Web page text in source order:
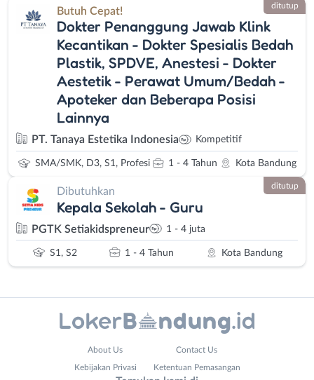
Butuh Cepat!
Dokter Penanggung Jawab Klink
Kecantikan - Dokter Spesialis Bedah
Plastik, SPDVE, Anestesi - Dokter
Aestetik - Perawat Umum/Bedah -
Apoteker dan Beberapa Posisi
Lainnya
PT. Tanaya Estetika Indonesia Kompetitif
SMA/SMK, D3, S1, Profesi 1 - 4 Tahun Kota Bandung
ditutup
Dibutuhkan
Kepala Sekolah - Guru
PGTK Setiakidspreneur 1 - 4 juta
S1, S2 1 - 4 Tahun Kota Bandung
ditutup
About Us Contact Us
Kebijakan Privasi Ketentuan Pemasangan